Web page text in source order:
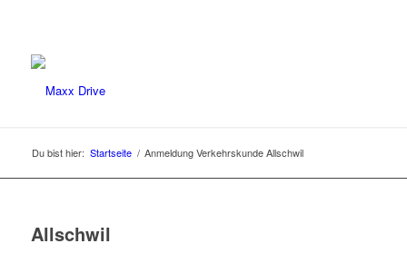
Du bist hier: Startseite / Anmeldung Verkehrskunde Allschwil
Allschwil